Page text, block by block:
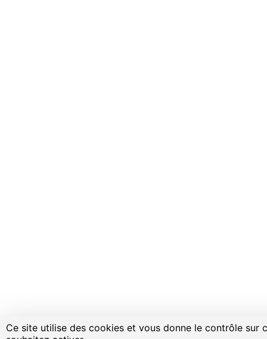
Ce site utilise des cookies et vous donne le contrôle sur